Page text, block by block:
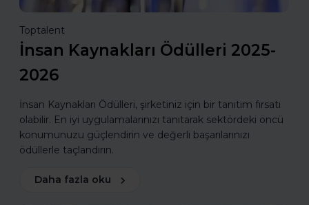
Toptalent
İnsan Kaynakları Ödülleri 2025-
2026
İnsan Kaynakları Ödülleri, şirketiniz için bir tanıtım fırsatı
olabilir. En iyi uygulamalarınızı tanıtarak sektördeki öncü
konumunuzu güçlendirin ve değerli başarılarınızı
ödüllerle taçlandırın.
Daha fazla oku